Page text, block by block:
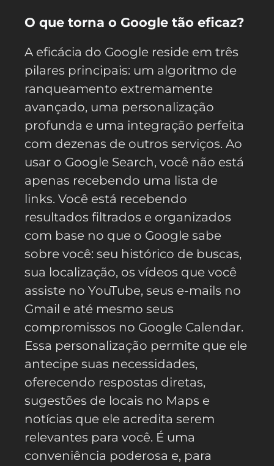
O que torna o Google tão eficaz?
A eficácia do Google reside em três
pilares principais: um algoritmo de
ranqueamento extremamente
avançado, uma personalização
profunda e uma integração perfeita
com dezenas de outros serviços. Ao
usar o Google Search, você não está
apenas recebendo uma lista de
links. Você está recebendo
resultados filtrados e organizados
com base no que o Google sabe
sobre você: seu histórico de buscas,
sua localização, os vídeos que você
assiste no YouTube, seus e-mails no
Gmail e até mesmo seus
compromissos no Google Calendar.
Essa personalização permite que ele
antecipe suas necessidades,
oferecendo respostas diretas,
sugestões de locais no Maps e
notícias que ele acredita serem
relevantes para você. É uma
conveniência poderosa e, para